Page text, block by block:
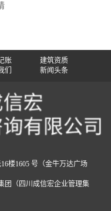
账
建筑资质
们 新闻头条
楼1605 号（金牛万达广场
团（四川成信宏企业管理集